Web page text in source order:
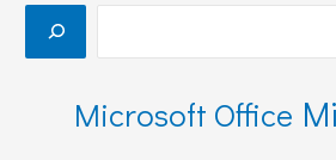
Microsoft Office